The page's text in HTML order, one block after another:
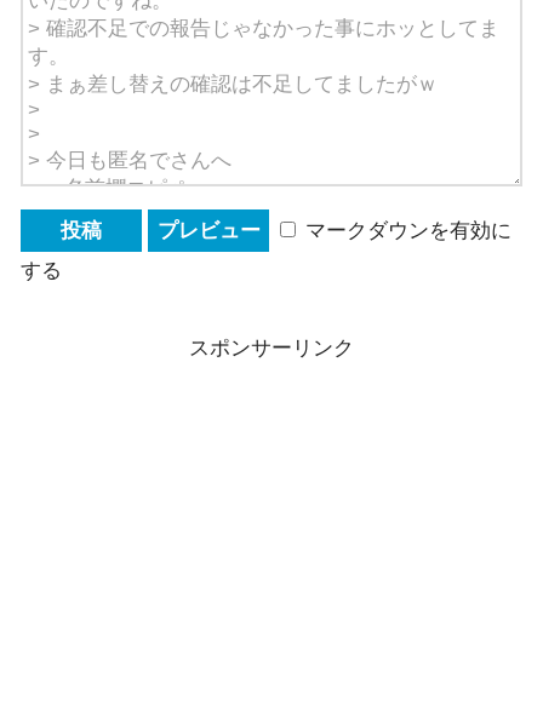
マークダウンを有効に
する
スポンサーリンク